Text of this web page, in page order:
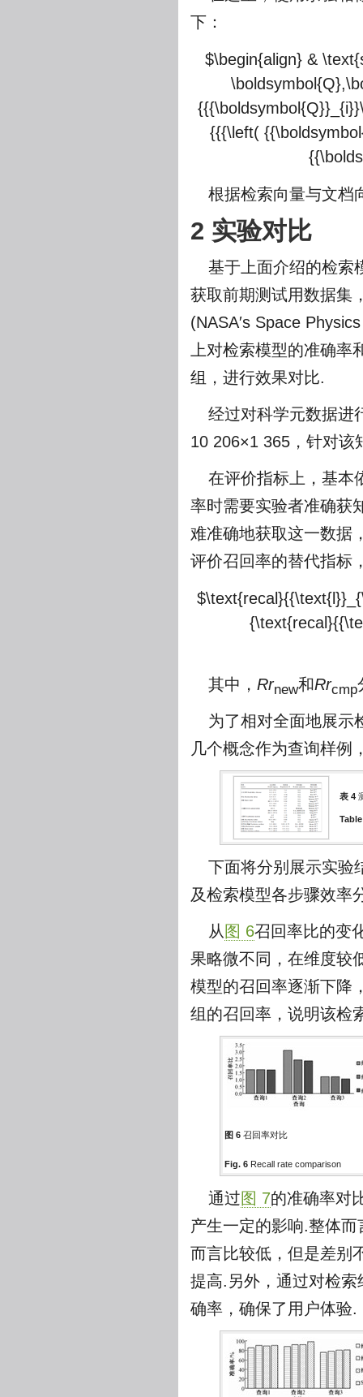
下：
$\begin{align} &
{{{\left(
根据检索向量与文档
2 实验对比
基于上面介绍的检索
获取前期测试用数据集
(NASA′s Space
上对检索模型的准确
组，进行效果对比.
经过对科学元数据进
10 206×1 365，针对该
在评价指标上，基本
率时需要实验者准确获
难准确地获取这一数据
评价召回率的替代指标
其中， Rrnew和Rrcmp
为了相对全面地展示
几个概念作为查询样例
表 4
下面将分别展示实验
及检索模型各步骤效率
从 图 6召回率比的变
果略微不同，在维度较
模型的召回率逐渐下降
组的召回率，说明该检
图 6 召回率对比
Fig. 6 Recall rate comparison
通过图 7的准确率对
产生一定的影响.整体
而言比较低，但是差别
提高.另外，通过对检
确率，确保了用户体验.